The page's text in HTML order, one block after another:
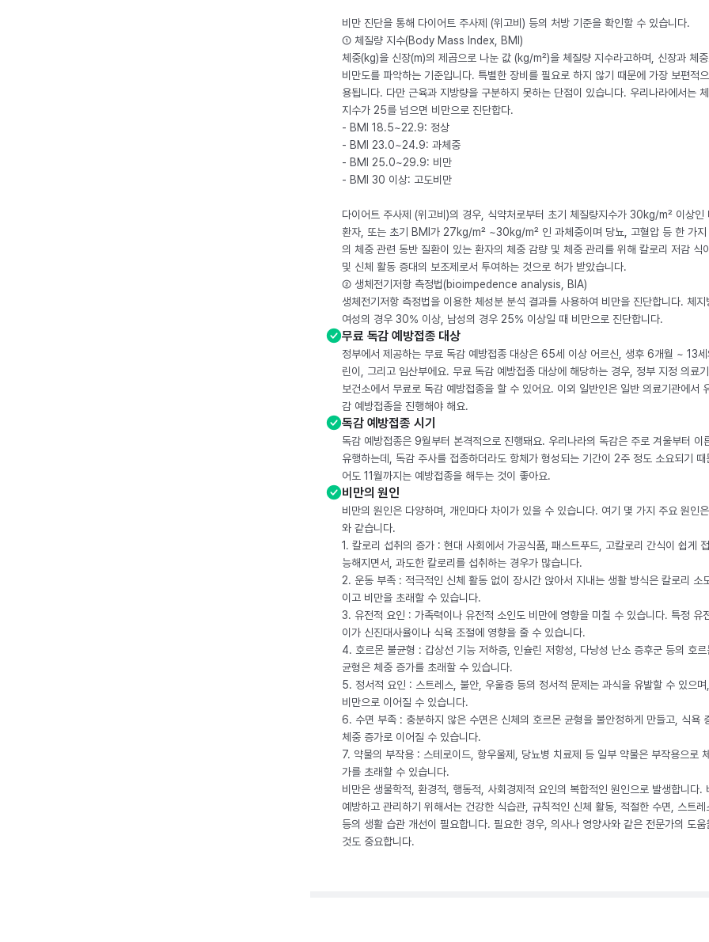
비만 진단을 통해 다이어트 주사제 (위고비) 등의 처방 기준을 확인할 수 있습니다.
① 체질량 지수(Body Mass Index, BMI)
체중(kg)을 신장(m)의 제곱으로 나눈 값 (kg/m²)을 체질량 지수라고하며, 신장과 체
비만도를 파악하는 기준입니다. 특별한 장비를 필요로 하지 않기 때문에 가장 보편적
용됩니다. 다만 근육과 지방량을 구분하지 못하는 단점이 있습니다. 우리나라에서는
지수가 25를 넘으면 비만으로 진단합다.
- BMI 18.5~22.9: 정상
- BMI 23.0~24.9: 과체중
- BMI 25.0~29.9: 비만
- BMI 30 이상: 고도비만
다이어트 주사제 (위고비)의 경우, 식약처로부터 초기 체질량지수가 30kg/m² 이상인
환자, 또는 초기 BMI가 27kg/m² ~30kg/m² 인 과체중이며 당뇨, 고혈압 등 한 가지
의 체중 관련 동반 질환이 있는 환자의 체중 감량 및 체중 관리를 위해 칼로리 저감 식
및 신체 활동 증대의 보조제로서 투여하는 것으로 허가 받았습니다.
② 생체전기저항 측정법(bioimpedence analysis, BIA)
생체전기저항 측정법을 이용한 체성분 분석 결과를 사용하여 비만을 진단합니다. 체지
여성의 경우 30% 이상, 남성의 경우 25% 이상일 때 비만으로 진단합니다.
무료 독감 예방접종 대상
정부에서 제공하는 무료 독감 예방접종 대상은 65세 이상 어르신, 생후 6개월 ~ 13
린이, 그리고 임산부에요. 무료 독감 예방접종 대상에 해당하는 경우, 정부 지정 의료
보건소에서 무료로 독감 예방접종을 할 수 있어요. 이외 일반인은 일반 의료기관에서
감 예방접종을 진행해야 해요.
독감 예방접종 시기
독감 예방접종은 9월부터 본격적으로 진행돼요. 우리나라의 독감은 주로 겨울부터 이
유행하는데, 독감 주사를 접종하더라도 항체가 형성되는 기간이 2주 정도 소요되기 때
어도 11월까지는 예방접종을 해두는 것이 좋아요.
비만의 원인
비만의 원인은 다양하며, 개인마다 차이가 있을 수 있습니다. 여기 몇 가지 주요 원인
와 같습니다.
1. 칼로리 섭취의 증가 : 현대 사회에서 가공식품, 패스트푸드, 고칼로리 간식이 쉽게
능해지면서, 과도한 칼로리를 섭취하는 경우가 많습니다.
2. 운동 부족 : 적극적인 신체 활동 없이 장시간 앉아서 지내는 생활 방식은 칼로리 소
이고 비만을 초래할 수 있습니다.
3. 유전적 요인 : 가족력이나 유전적 소인도 비만에 영향을 미칠 수 있습니다. 특정 유
이가 신진대사율이나 식욕 조절에 영향을 줄 수 있습니다.
4. 호르몬 불균형 : 갑상선 기능 저하증, 인슐린 저항성, 다낭성 난소 증후군 등의 호르
균형은 체중 증가를 초래할 수 있습니다.
5. 정서적 요인 : 스트레스, 불안, 우울증 등의 정서적 문제는 과식을 유발할 수 있으
비만으로 이어질 수 있습니다.
6. 수면 부족 : 충분하지 않은 수면은 신체의 호르몬 균형을 불안정하게 만들고, 식욕
체중 증가로 이어질 수 있습니다.
7. 약물의 부작용 : 스테로이드, 항우울제, 당뇨병 치료제 등 일부 약물은 부작용으로
가를 초래할 수 있습니다.
비만은 생물학적, 환경적, 행동적, 사회경제적 요인의 복합적인 원인으로 발생합니다.
예방하고 관리하기 위해서는 건강한 식습관, 규칙적인 신체 활동, 적절한 수면, 스트레
등의 생활 습관 개선이 필요합니다. 필요한 경우, 의사나 영양사와 같은 전문가의 도움
것도 중요합니다.